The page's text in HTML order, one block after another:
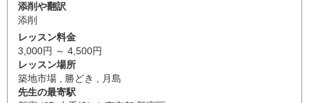
添削や翻訳
添削
レッスン料金
3,000円 ～ 4,500円
レッスン場所
築地市場 , 勝どき , 月島
先生の最寄駅